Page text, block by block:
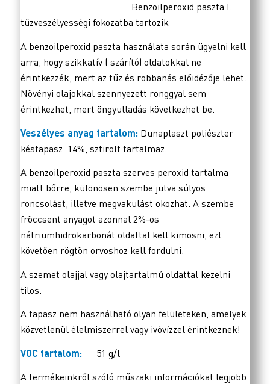
Benzoilperoxid paszta I.
tűzveszélyességi fokozatba tartozik
A benzoilperoxid paszta használata során ügyelni kell
arra, hogy szikkatív ( szárító) oldatokkal ne
érintkezzék, mert az tűz és robbanás előidézője lehet.
Növényi olajokkal szennyezett ronggyal sem
érintkezhet, mert öngyulladás következhet be.
Veszélyes anyag tartalom: Dunaplaszt poliészter
késtapasz 14%, sztirolt tartalmaz.
A benzoilperoxid paszta szerves peroxid tartalma
miatt bőrre, különösen szembe jutva súlyos
roncsolást, illetve megvakulást okozhat. A szembe
fröccsent anyagot azonnal 2%-os
nátriumhidrokarbonát oldattal kell kimosni, ezt
követően rögtön orvoshoz kell fordulni.
A szemet olajjal vagy olajtartalmú oldattal kezelni
tilos.
A tapasz nem használható olyan felületeken, amelyek
közvetlenül élelmiszerrel vagy ivóvízzel érintkeznek!
VOC tartalom: 51 g/l
A termékeinkről szóló műszaki információkat legjobb